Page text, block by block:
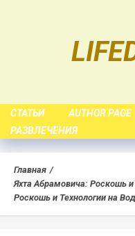
СТАТЬИ AUTHOR PAGE
РАЗВЛЕЧЕНИЯ
Главная
Яхта Абрамовича: Роскошь и
Роскошь и Технологии на